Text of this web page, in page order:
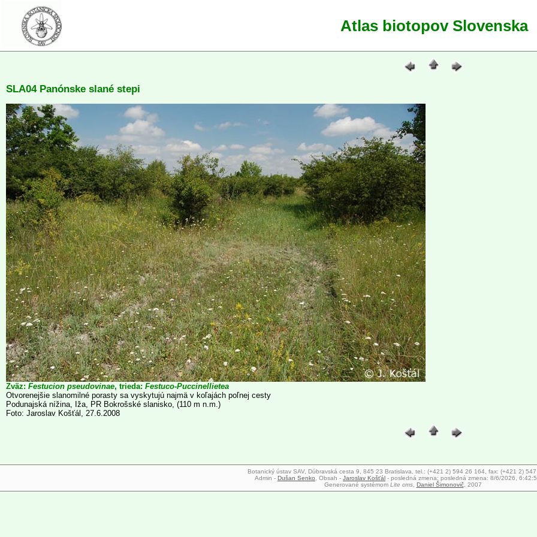
Atlas biotopov Slovenska
SLA04 Panónske slané stepi
Zväz: Festucion pseudovinae, trieda: Festuco-Puccinellietea
Otvorenejšie slanomilné porasty sa vyskytujú najmä v koľajách poľnej cesty
Podunajská nížina, Iža, PR Bokrošské slanisko, (110 m n.m.)
Foto: Jaroslav Košťál, 27.6.2008
Botanický ústav SAV, Dúbravská cesta 9, 845 23 Bratislava, tel.: (+421 2) 594 26 164, fax: (+421 2)
Admin - Dušan Senko , Obsah - Jaroslav Košťál - posledná zmena: posledná zmena: 8/6/2026,
Generované systémom Lite cms, Daniel Šimonovič, 2007